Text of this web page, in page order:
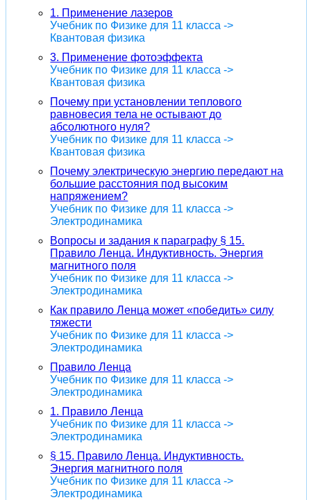
1. Применение лазеров
Учебник по Физике для 11 класса ->
Квантовая физика
3. Применение фотоэффекта
Учебник по Физике для 11 класса ->
Квантовая физика
Почему при установлении теплового
равновесия тела не остывают до
абсолютного нуля?
Учебник по Физике для 11 класса ->
Квантовая физика
Почему электрическую энергию передают на
большие расстояния под высоким
напряжением?
Учебник по Физике для 11 класса ->
Электродинамика
Вопросы и задания к параграфу § 15.
Правило Ленца. Индуктивность. Энергия
магнитного поля
Учебник по Физике для 11 класса ->
Электродинамика
Как правило Ленца может «победить» силу
тяжести
Учебник по Физике для 11 класса ->
Электродинамика
Правило Ленца
Учебник по Физике для 11 класса ->
Электродинамика
1. Правило Ленца
Учебник по Физике для 11 класса ->
Электродинамика
§ 15. Правило Ленца. Индуктивность.
Энергия магнитного поля
Учебник по Физике для 11 класса ->
Электродинамика